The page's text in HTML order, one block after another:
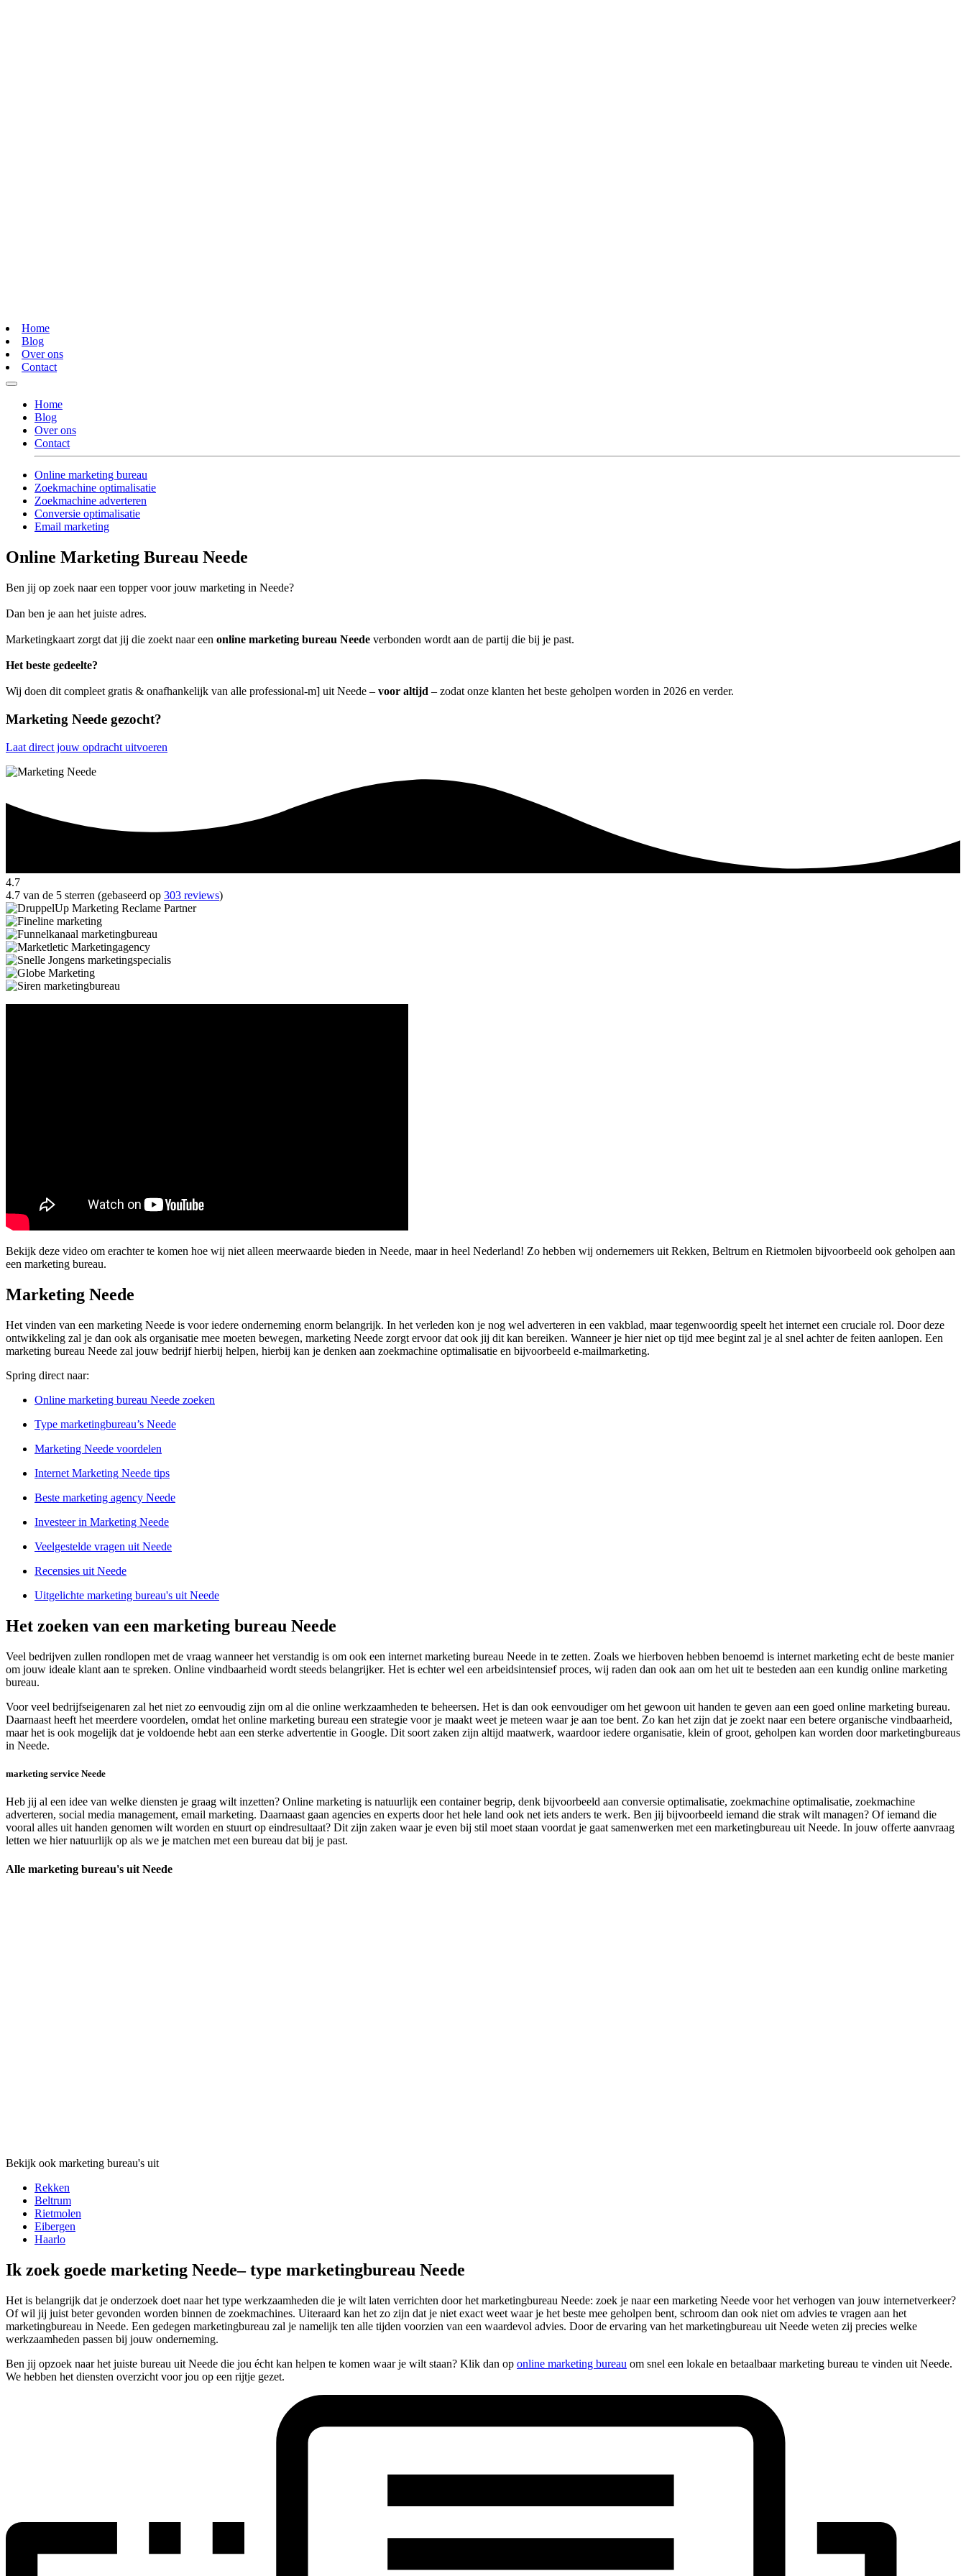
Home
Blog
Over ons
Contact
Home
Blog
Over ons
Contact
Online marketing bureau
Zoekmachine optimalisatie
Zoekmachine adverteren
Conversie optimalisatie
Email marketing
Online Marketing Bureau Neede
Ben jij op zoek naar een topper voor jouw marketing in Neede?
Dan ben je aan het juiste adres.
Marketingkaart zorgt dat jij die zoekt naar een online marketing bureau Neede verbonden wordt aan de partij die bij je past.
Het beste gedeelte?
Wij doen dit compleet gratis & onafhankelijk van alle professional-m] uit Neede – voor altijd – zodat onze klanten het beste geholpen worden in 2026 en verder.
Marketing Neede gezocht?
Laat direct jouw opdracht uitvoeren
4.7
4.7 van de 5 sterren (gebaseerd op 303 reviews)
Bekijk deze video om erachter te komen hoe wij niet alleen meerwaarde bieden in Neede, maar in heel Nederland! Zo hebben wij ondernemers uit Rekken, Beltrum en Rietmolen bijvoorbeeld ook geholpen aan
een marketing bureau.
Marketing Neede
Het vinden van een marketing Neede is voor iedere onderneming enorm belangrijk. In het verleden kon je nog wel adverteren in een vakblad, maar tegenwoordig speelt het internet een cruciale rol. Door deze
ontwikkeling zal je dan ook als organisatie mee moeten bewegen, marketing Neede zorgt ervoor dat ook jij dit kan bereiken. Wanneer je hier niet op tijd mee begint zal je al snel achter de feiten aanlopen. Een
marketing bureau Neede zal jouw bedrijf hierbij helpen, hierbij kan je denken aan zoekmachine optimalisatie en bijvoorbeeld e-mailmarketing.
Spring direct naar:
Online marketing bureau Neede zoeken
Type marketingbureau’s Neede
Marketing Neede voordelen
Internet Marketing Neede tips
Beste marketing agency Neede
Investeer in Marketing Neede
Veelgestelde vragen uit Neede
Recensies uit Neede
Uitgelichte marketing bureau's uit Neede
Het zoeken van een marketing bureau Neede
Veel bedrijven zullen rondlopen met de vraag wanneer het verstandig is om ook een internet marketing bureau Neede in te zetten. Zoals we hierboven hebben benoemd is internet marketing echt de beste manier
om jouw ideale klant aan te spreken. Online vindbaarheid wordt steeds belangrijker. Het is echter wel een arbeidsintensief proces, wij raden dan ook aan om het uit te besteden aan een kundig online marketing
bureau.
Voor veel bedrijfseigenaren zal het niet zo eenvoudig zijn om al die online werkzaamheden te beheersen. Het is dan ook eenvoudiger om het gewoon uit handen te geven aan een goed online marketing bureau.
Daarnaast heeft het meerdere voordelen, omdat het online marketing bureau een strategie voor je maakt weet je meteen waar je aan toe bent. Zo kan het zijn dat je zoekt naar een betere organische vindbaarheid,
maar het is ook mogelijk dat je voldoende hebt aan een sterke advertentie in Google. Dit soort zaken zijn altijd maatwerk, waardoor iedere organisatie, klein of groot, geholpen kan worden door marketingbureaus
in Neede.
marketing service Neede
Heb jij al een idee van welke diensten je graag wilt inzetten? Online marketing is natuurlijk een container begrip, denk bijvoorbeeld aan conversie optimalisatie, zoekmachine optimalisatie, zoekmachine
adverteren, social media management, email marketing. Daarnaast gaan agencies en experts door het hele land ook net iets anders te werk. Ben jij bijvoorbeeld iemand die strak wilt managen? Of iemand die
vooral alles uit handen genomen wilt worden en stuurt op eindresultaat? Dit zijn zaken waar je even bij stil moet staan voordat je gaat samenwerken met een marketingbureau uit Neede. In jouw offerte aanvraag
letten we hier natuurlijk op als we je matchen met een bureau dat bij je past.
Alle marketing bureau's uit Neede
Bekijk ook marketing bureau's uit
Rekken
Beltrum
Rietmolen
Eibergen
Haarlo
Ik zoek goede marketing Neede– type marketingbureau Neede
Het is belangrijk dat je onderzoek doet naar het type werkzaamheden die je wilt laten verrichten door het marketingbureau Neede: zoek je naar een marketing Neede voor het verhogen van jouw internetverkeer?
Of wil jij juist beter gevonden worden binnen de zoekmachines. Uiteraard kan het zo zijn dat je niet exact weet waar je het beste mee geholpen bent, schroom dan ook niet om advies te vragen aan het
marketingbureau in Neede. Een gedegen marketingbureau zal je namelijk ten alle tijden voorzien van een waardevol advies. Door de ervaring van het marketingbureau uit Neede weten zij precies welke
werkzaamheden passen bij jouw onderneming.
Ben jij opzoek naar het juiste bureau uit Neede die jou écht kan helpen te komen waar je wilt staan? Klik dan op online marketing bureau om snel een lokale en betaalbaar marketing bureau te vinden uit Neede.
We hebben het diensten overzicht voor jou op een rijtje gezet.